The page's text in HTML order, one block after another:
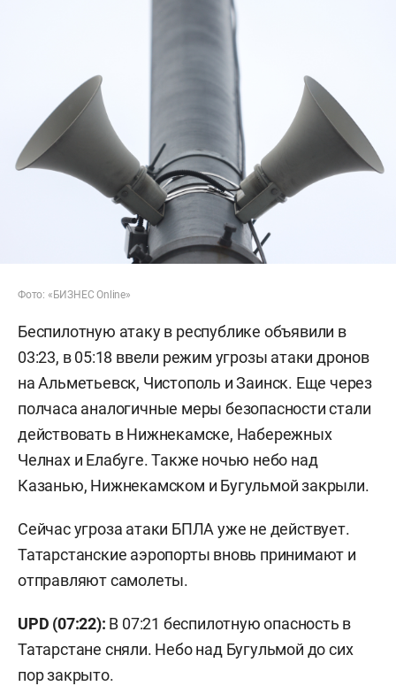
Фото: «БИЗНЕС Online»
Беспилотную атаку в республике объявили в
03:23, в 05:18 ввели режим угрозы атаки дронов
на Альметьевск, Чистополь и Заинск. Еще через
полчаса аналогичные меры безопасности стали
действовать в Нижнекамске, Набережных
Челнах и Елабуге. Также ночью небо над
Казанью, Нижнекамском и Бугульмой закрыли.
Сейчас угроза атаки БПЛА уже не действует.
Татарстанские аэропорты вновь принимают и
отправляют самолеты.
UPD (07:22): В 07:21 беспилотную опасность в
Татарстане сняли. Небо над Бугульмой до сих
пор закрыто.